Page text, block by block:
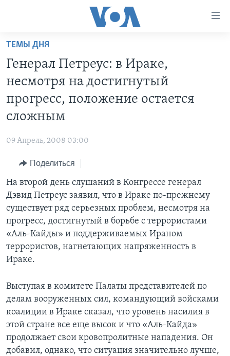
Перейти
основной
контент
основной
Перейти
поиск
ПРОГРАММЫ
ПОЧЕМУ ЭТО ВАЖНО?
ДИСКУССИЯ VOA
ДЕТАЛИ
НЬЮ-ЙОРК NEW YORK
АМЕРИКА. БОЛЬШОЕ ПУТЕШЕСТВИЕ
А КАК В АМЕРИКЕ?
АРТЕФАКТЫ
АМЕРИКАНСКИЕ ГОРОДКИ
ФАКТЫ ПРОТИВ ФЕЙКОВ
ЗА СВОБОДУ ПРЕССЫ
УЧИМ АНГЛИЙСКИЙ
ВИДЕО
ПОДПИСКА НА НОВОСТИ
Learning English
Языки
ТЕМЫ ДНЯ
Генерал Петреус: в Ираке,
несмотря на достигнутый
прогресс, положение остается
сложным
09 Апрель, 2008 03:00
Поделиться
На второй день слушаний в Конгрессе генерал
Дэвид Петреус заявил, что в Ираке по-прежнему
существует ряд серьезных проблем, несмотря на
прогресс, достигнутый в борьбе с террористами
«Аль-Кайды» и поддерживаемых Ираном
террористов, нагнетающих напряженность в
Ираке.
Выступая в комитете Палаты представителей по
делам вооруженных сил, командующий войсками
коалиции в Ираке сказал, что уровень насилия в
этой стране все еще высок и что «Аль-Кайда»
продолжает свои кровопролитные нападения. Он
добавил, однако, что ситуация значительно лучше,